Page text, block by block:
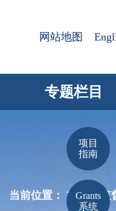
网站地图
专题栏目
当前位置： 首页 >监
项目
指南
Grants
系统